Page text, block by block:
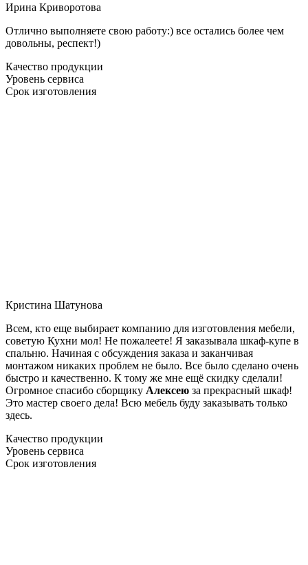
Ирина Криворотова
Отлично выполняете свою работу:) все остались более чем
довольны, респект!)
Качество продукции
Уровень сервиса
Срок изготовления
Кристина Шатунова
Всем, кто еще выбирает компанию для изготовления мебели,
советую Кухни мол! Не пожалеете! Я заказывала шкаф-купе в
спальню. Начиная с обсуждения заказа и заканчивая
монтажом никаких проблем не было. Все было сделано очень
быстро и качественно. К тому же мне ещё скидку сделали!
Огромное спасибо сборщику Алексею за прекрасный шкаф!
Это мастер своего дела! Всю мебель буду заказывать только
здесь.
Качество продукции
Уровень сервиса
Срок изготовления